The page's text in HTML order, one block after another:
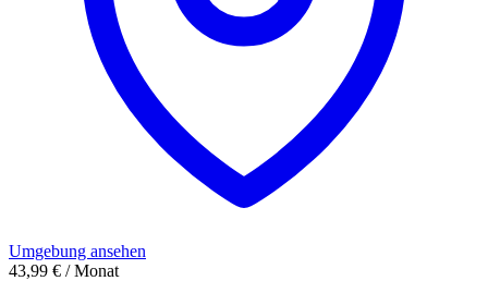
Umgebung ansehen
43,99 € / Monat